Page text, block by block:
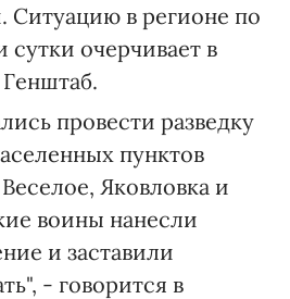
Ситуацию в регионе по
сутки очерчивает в
Генштаб.
провести разведку
пунктов
Яковловка и
воины нанесли
и заставили
- говорится в